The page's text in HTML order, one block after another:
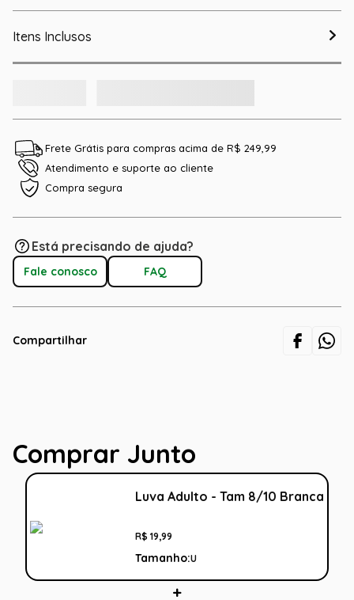
Itens Inclusos
Frete Grátis para compras acima de R$ 249,99
Atendimento e suporte ao cliente
Compra segura
Está precisando de ajuda?
Fale conosco FAQ
Compartilhar
Comprar Junto
Luva Adulto - Tam 8/10 Branca
R$ 19,99
Tamanho:U